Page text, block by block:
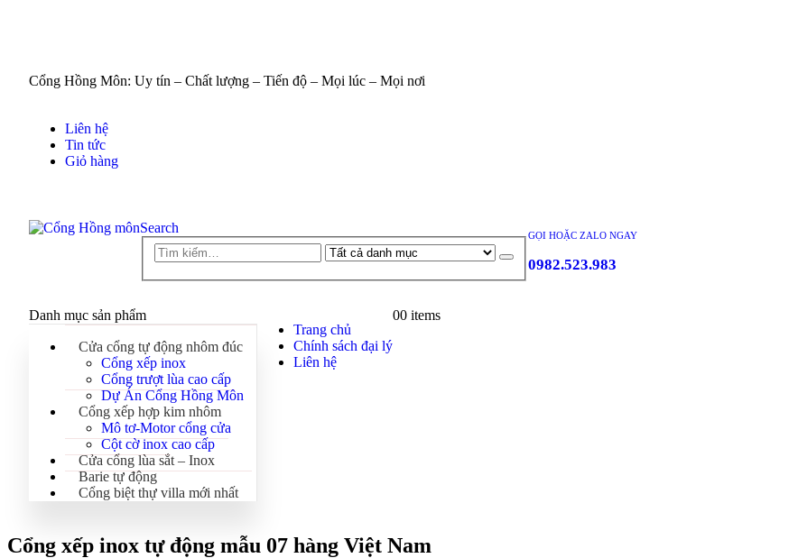
Cổng Hồng Môn: Uy tín – Chất lượng – Tiến độ – Mọi lúc – Mọi nơi
Liên hệ
Tin tức
Giỏ hàng
Search GỌI HOẶC ZALO NGAY
0982.523.983
Danh mục sản phẩm
Cửa cổng tự động nhôm đúc
Cổng xếp inox
Cổng trượt lùa cao cấp
Dự Án Cổng Hồng Môn
Cổng xếp hợp kim nhôm
Mô tơ-Motor cổng cửa
Cột cờ inox cao cấp
Cửa cổng lùa sắt – Inox
Barie tự động
Cổng biệt thự villa mới nhất
Trang chủ
Chính sách đại lý
Liên hệ
00 items
Cổng xếp inox tự động mẫu 07 hàng Việt Nam